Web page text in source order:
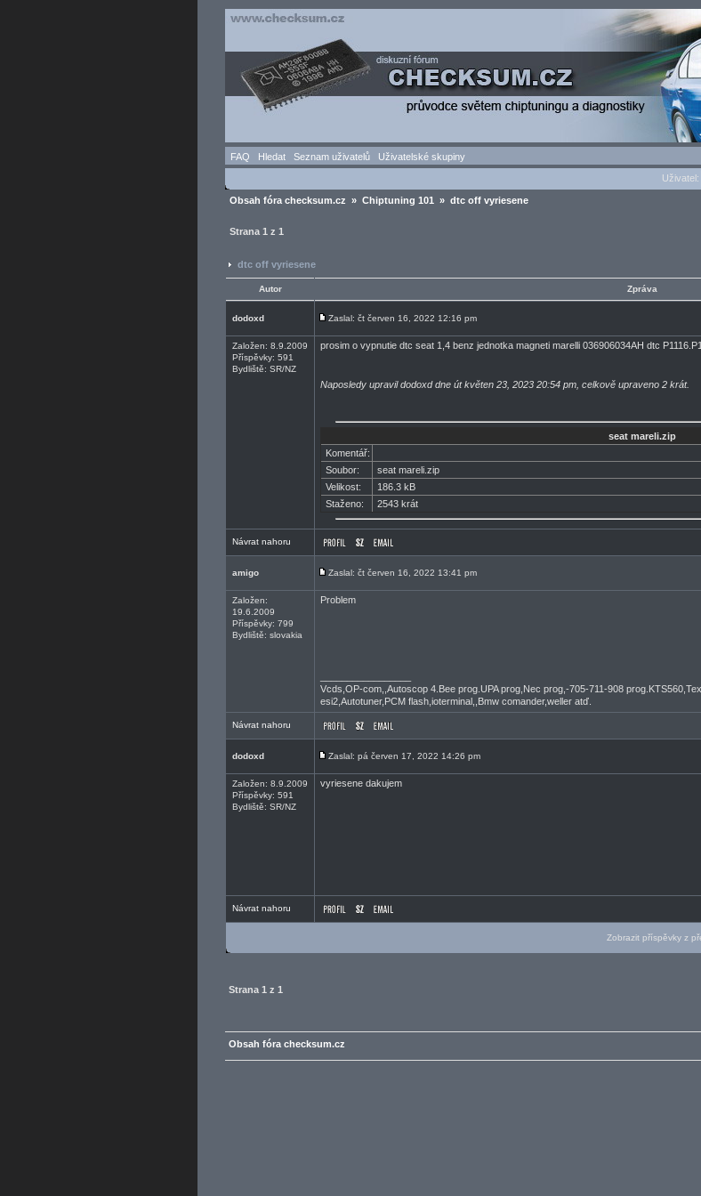
FAQ Hledat Seznam uživatelů Uživatelské skupiny
Uživatel:
Obsah fóra checksum.cz » Chiptuning 101 » dtc off vyriesene
Strana 1 z 1
dtc off vyriesene
Autor Zpráva
dodoxd Zaslal: čt červen 16, 2022 12:16 pm
Založen: 8.9.2009
Příspěvky: 591
Bydliště: SR/NZ
prosim o vypnutie dtc seat 1,4 benz jednotka magneti marelli 036906034AH dtc
Naposledy upravil dodoxd dne út květen 23, 2023 20:54 pm, celkově upraveno 2 krát.
seat mareli.zip
Komentář:
Soubor:
seat mareli.zip
Velikost:
186.3 kB
Staženo:
2543 krát
Návrat nahoru
amigo Zaslal: čt červen 16, 2022 13:41 pm
Založen:
19.6.2009
Příspěvky: 799
Bydliště: slovakia
Problem
Vcds,OP-com,,Autoscop 4.Bee prog.UPA prog,Nec prog,-705-711-908
esi2,Autotuner,PCM flash,ioterminal,,Bmw comander,weller atď.
Návrat nahoru
dodoxd Zaslal: pá červen 17, 2022 14:26 pm
Založen: 8.9.2009
Příspěvky: 591
Bydliště: SR/NZ
vyriesene dakujem
Návrat nahoru
Zobrazit příspěvky z
Strana 1 z 1
Obsah fóra checksum.cz